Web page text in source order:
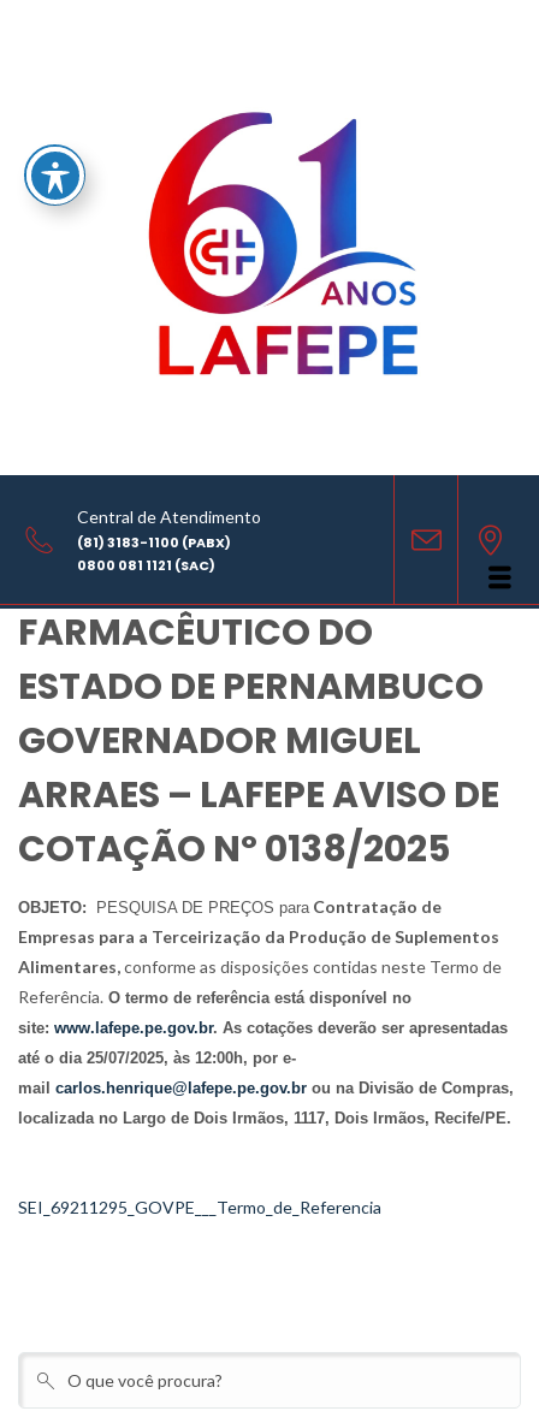
Central de Atendimento
(81) 3183-1100 (PABX)
0800 081 1121 (SAC)
LABORATÓRIO FARMACÊUTICO DO ESTADO DE PERNAMBUCO
GOVERNADOR MIGUEL ARRAES - LAFEPE AVISO DE COTAÇÃO Nº 0138/2025
COMPARTILHE
LABORATÓRIO
FARMACÊUTICO DO
ESTADO DE PERNAMBUCO
GOVERNADOR MIGUEL
ARRAES – LAFEPE AVISO DE
COTAÇÃO Nº 0138/2025
OBJETO: PESQUISA DE PREÇOS para Contratação de
Empresas para a Terceirização da Produção de Suplementos
Alimentares,conforme as disposições contidas neste Termo de
Referência. O termo de referência está disponível no
site: www.lafepe.pe.gov.br. As cotações deverão ser apresentadas
até o dia 25/07/2025, às 12:00h, por e-
mail carlos.henrique@lafepe.pe.gov.br ou na Divisão de Compras,
localizada no Largo de Dois Irmãos, 1117, Dois Irmãos, Recife/PE.
SEI_69211295_GOVPE___Termo_de_Referencia